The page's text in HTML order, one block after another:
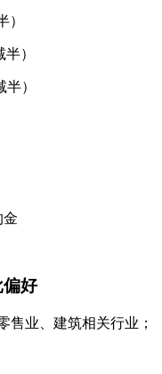
）
）
）
金
好
售业、建筑相关行业；